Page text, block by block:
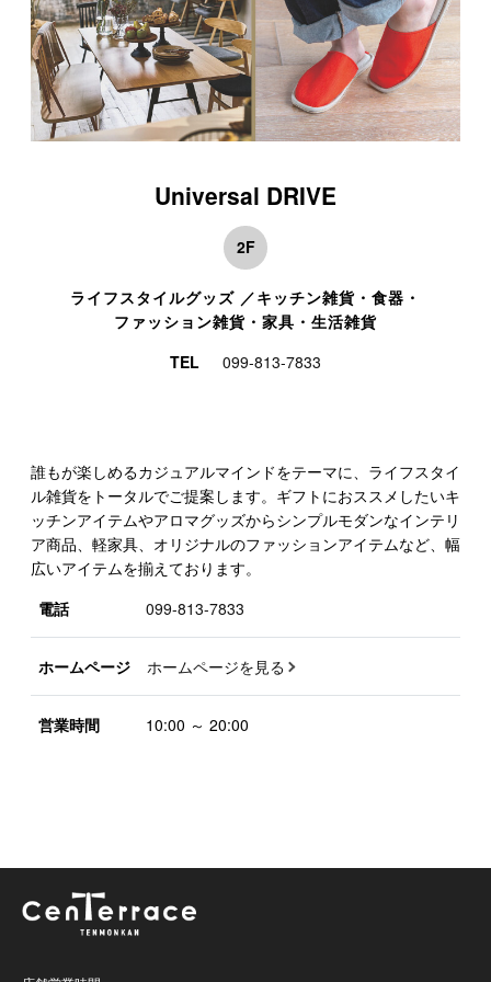
Universal DRIVE
2F
ライフスタイルグッズ ／キッチン雑貨・食器・
ファッション雑貨・家具・生活雑貨
TEL
099-813-7833
誰もが楽しめるカジュアルマインドをテーマに、ライフスタイ
ル雑貨をトータルでご提案します。ギフトにおススメしたいキ
ッチンアイテムやアロマグッズからシンプルモダンなインテリ
ア商品、軽家具、オリジナルのファッションアイテムなど、幅
広いアイテムを揃えております。
電話
099-813-7833
ホームページ ホームページを見る
営業時間 10:00 ～ 20:00